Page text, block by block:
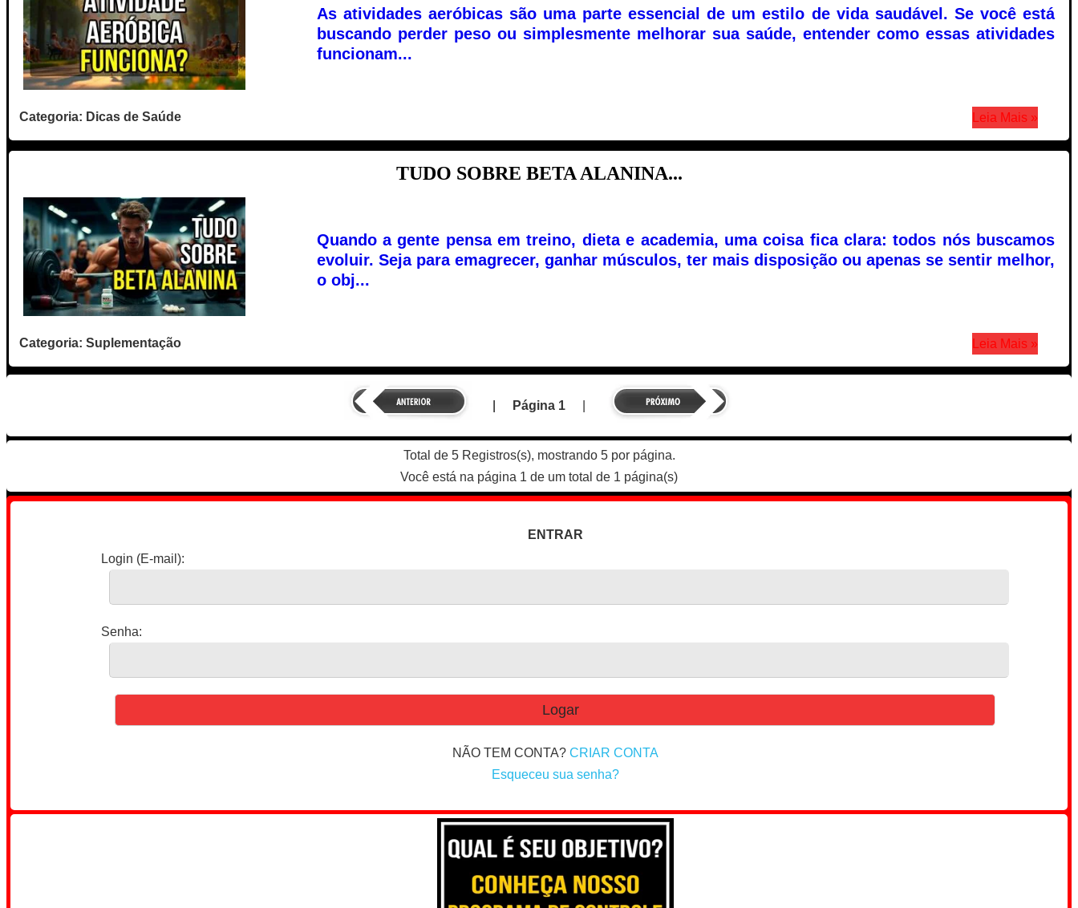
As atividades aeróbicas são uma parte essencial de um estilo de vida saudável. Se você está
buscando perder peso ou simplesmente melhorar sua saúde, entender como essas atividades
funcionam...
Categoria: Dicas de Saúde Leia Mais »
TUDO SOBRE BETA ALANINA...
Quando a gente pensa em treino, dieta e academia, uma coisa fica clara: todos nós buscamos
evoluir. Seja para emagrecer, ganhar músculos, ter mais disposição ou apenas se sentir melhor,
o obj...
Categoria: Suplementação Leia Mais »
Página 1
Total de 5 Registros(s), mostrando 5 por página.
Você está na página 1 de um total de 1 página(s)
ENTRAR
Login (E-mail):
Senha:
NÃO TEM CONTA? CRIAR CONTA
Esqueceu sua senha?